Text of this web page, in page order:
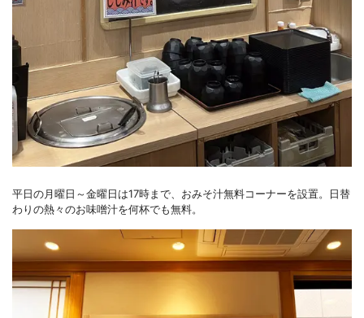
平日の月曜日～金曜日は17時まで、おみそ汁無料コーナーを設置。日替
わりの熱々のお味噌汁を何杯でも無料。